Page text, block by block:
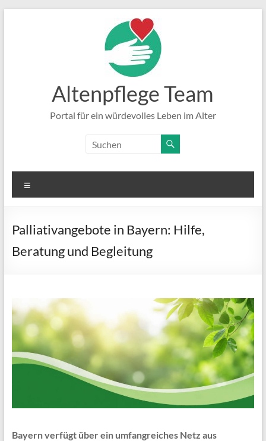
Altenpflege Team
Portal für ein würdevolles Leben im Alter
Palliativangebote in Bayern: Hilfe,
Beratung und Begleitung
Bayern verfügt über ein umfangreiches Netz aus